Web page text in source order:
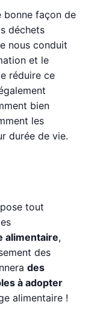
bonne façon de
déchets
nous conduit
et le
réduire ce
bien
les
durée de vie.
tout
alimentaire,
des
des
à adopter
alimentaire !